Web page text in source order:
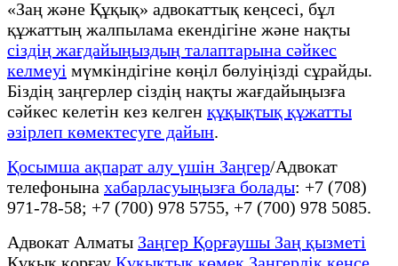
«Заң және Құқық» адвокаттық кеңсесі, бұл
құжаттың жалпылама екендігіне және нақты
сіздің жағдайыңыздың талаптарына сәйкес
келмеуі мүмкіндігіне көңіл бөлуіңізді сұрайды.
Біздің заңгерлер сіздің нақты жағдайыңызға
сәйкес келетін кез келген құқықтық құжатты
әзірлеп көмектесуге дайын.
Қосымша ақпарат алу үшін Заңгер/Адвокат
телефонына хабарласуыңызға болады: +7 (708)
971-78-58; +7 (700) 978 5755, +7 (700) 978 5085.
Адвокат Алматы Заңгер Қорғаушы Заң қызметі